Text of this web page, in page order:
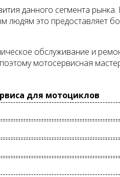
данного сегмента
людям это предоставляет
обслуживание и
мотосервисная
для мотоциклов